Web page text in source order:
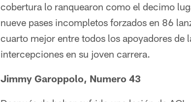
cobertura lo ranquearon como el decimo
nueve pases incompletos forzados en 86
cuarto mejor entre todos los apoyadores de
intercepciones en su joven carrera.
Jimmy Garoppolo, Numero 43